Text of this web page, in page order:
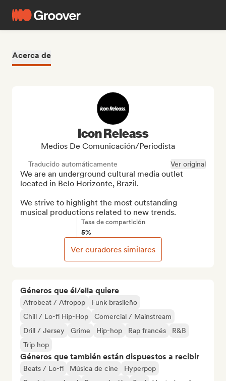
Acerca de
Géneros que él/ella quiere
Afrobeat / Afropop
Funk brasileño
Chill / Lo-fi Hip-Hop
Comercial / Mainstream
Drill / Jersey
Grime Hip-hop Rap francés
R&B
Trip hop
Géneros que también están dispuestos a recibir
Beats / Lo-fi Música de cine
Hyperpop
Icon Releass
Medios De Comunicación/Periodista
Traducido automáticamente Ver original
We are an underground cultural media outlet
located in Belo Horizonte, Brazil.
We strive to highlight the most outstanding
musical productions related to new trends.
Tasa de compartición
5%
Ver curadores similares